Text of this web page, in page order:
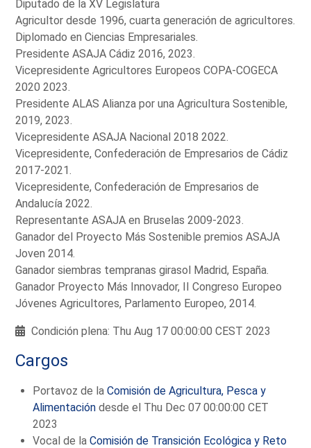
Diputado de la XV Legislatura
Agricultor desde 1996, cuarta generación de agricultores.
Diplomado en Ciencias Empresariales.
Presidente ASAJA Cádiz 2016, 2023.
Vicepresidente Agricultores Europeos COPA-COGECA
2020 2023.
Presidente ALAS Alianza por una Agricultura Sostenible,
2019, 2023.
Vicepresidente ASAJA Nacional 2018 2022.
Vicepresidente, Confederación de Empresarios de Cádiz
2017-2021.
Vicepresidente, Confederación de Empresarios de
Andalucía 2022.
Representante ASAJA en Bruselas 2009-2023.
Ganador del Proyecto Más Sostenible premios ASAJA
Joven 2014.
Ganador siembras tempranas girasol Madrid, España.
Ganador Proyecto Más Innovador, II Congreso Europeo
Jóvenes Agricultores, Parlamento Europeo, 2014.
Condición plena: Thu Aug 17 00:00:00 CEST 2023
Cargos
Portavoz de laComisión de Agricultura, Pesca y
Alimentación desde el Thu Dec 07 00:00:00 CET
2023
Vocal de laComisión de Transición Ecológica y Reto